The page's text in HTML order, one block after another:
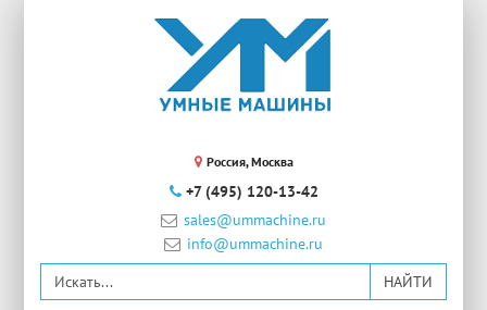
Россия, Москва
+7 (495) 120-13-42
sales@ummachine.ru
info@ummachine.ru